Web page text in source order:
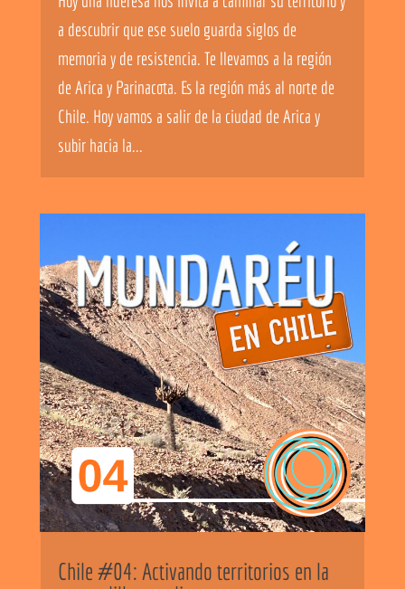
a descubrir que ese suelo guarda siglos de
memoria y de resistencia. Te llevamos a la región
de Arica y Parinacota. Es la región más al norte de
Chile. Hoy vamos a salir de la ciudad de Arica y
subir hacia la...
Chile #04: Activando territorios en la